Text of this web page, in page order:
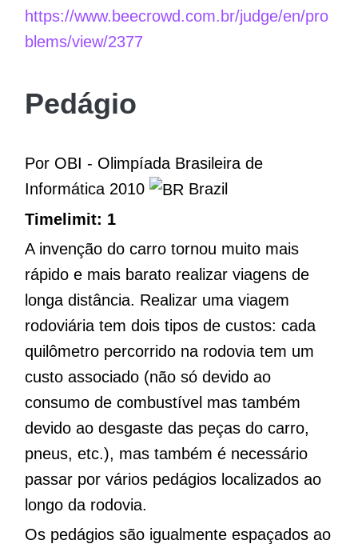
https://www.beecrowd.com.br/judge/en/pro
blems/view/2377
Pedágio
Por OBI - Olimpíada Brasileira de
Informática 2010
Brazil
Timelimit: 1
A invenção do carro tornou muito mais
rápido e mais barato realizar viagens de
longa distância. Realizar uma viagem
rodoviária tem dois tipos de custos: cada
quilômetro percorrido na rodovia tem um
custo associado (não só devido ao
consumo de combustível mas também
devido ao desgaste das peças do carro,
pneus, etc.), mas também é necessário
passar por vários pedágios localizados ao
longo da rodovia.
Os pedágios são igualmente espaçados ao